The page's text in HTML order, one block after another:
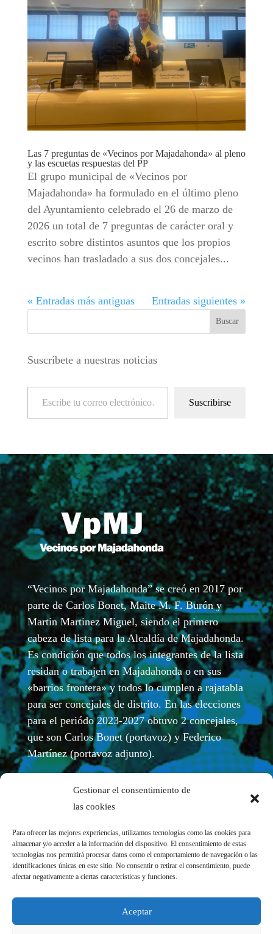
Gestionar el consentimiento de
las cookies
Para ofrecer las mejores experiencias, utilizamos tecnologías como las cookies para
almacenar y/o acceder a la información del dispositivo. El consentimiento de estas
tecnologías nos permitirá procesar datos como el comportamiento de navegación o las
identificaciones únicas en este sitio. No consentir o retirar el consentimiento, puede
afectar negativamente a ciertas características y funciones.
Aceptar
Las 7 preguntas de «Vecinos por Majadahonda» al pleno
y las escuetas respuestas del PP
El grupo municipal de «Vecinos por
Majadahonda» ha formulado en el último pleno
del Ayuntamiento celebrado el 26 de marzo de
2026 un total de 7 preguntas de carácter oral y
escrito sobre distintos asuntos que los propios
vecinos han trasladado a sus dos concejales...
« Entradas más antiguas Entradas siguientes »
Suscríbete a nuestras noticias
Escribe tu correo electrónico…
Suscribirse
“Vecinos por Majadahonda” se creó en 2017 por
parte de Carlos Bonet, Maite M. F. Burón y
Martin Martinez Miguel, siendo el primero
cabeza de lista para la Alcaldía de Majadahonda.
Es condición que todos los integrantes de la lista
residan o trabajen en Majadahonda o en sus
«barrios frontera» y todos lo cumplen a rajatabla
para ser concejales de distrito. En las elecciones
para el periódo 2023-2027 obtuvo 2 concejales,
que son Carlos Bonet (portavoz) y Federico
Martínez (portavoz adjunto).
REDES SOCIALES